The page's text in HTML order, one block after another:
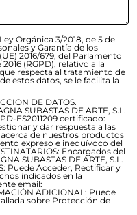
Orgánica 3/2018, de 5 de
y Garantía de los
2016/679, del Parlamento
(RGPD), relativo a la
respecta al tratamiento de
estos datos, se le facilita la
DE DATOS.
SUBASTAS DE ARTE, S.L.
ES2011209 certificado:
y dar respuesta a las
de nuestros productos
expreso e inequívoco del
Encargados del
SUBASTAS DE ARTE, S.L.
Puede Acceder, Rectificar y
indicados en la
email:
ADICIONAL: Puede
sobre Protección de